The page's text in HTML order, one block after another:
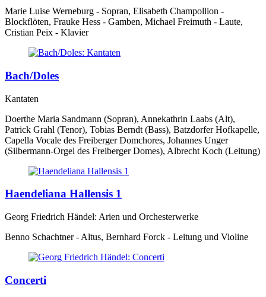
Marie Luise Werneburg - Sopran, Elisabeth Champollion -
Blockflöten, Frauke Hess - Gamben, Michael Freimuth - Laute,
Cristian Peix - Klavier
Bach/Doles
Kantaten
Doerthe Maria Sandmann (Sopran), Annekathrin Laabs (Alt),
Patrick Grahl (Tenor), Tobias Berndt (Bass), Batzdorfer Hofkapelle,
Capella Vocale des Freiberger Domchores, Johannes Unger
(Silbermann-Orgel des Freiberger Domes), Albrecht Koch (Leitung)
Haendeliana Hallensis 1
Georg Friedrich Händel: Arien und Orchesterwerke
Benno Schachtner - Altus, Bernhard Forck - Leitung und Violine
Concerti